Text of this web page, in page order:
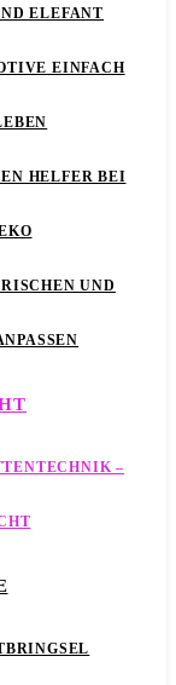
ELEFANT
EINFACH
HELFER BEI
UND
–